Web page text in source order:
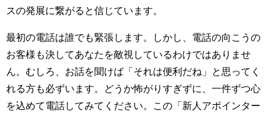
スの発展に繋がると信じています。
最初の電話は誰でも緊張します。しかし、電話の向こうの
お客様も決してあなたを敵視しているわけではありませ
ん。むしろ、お話を聞けば「それは便利だね」と思ってく
れる方も必ずいます。どうか怖がりすぎずに、一件ずつ心
を込めて電話してみてください。この「新人アポインター